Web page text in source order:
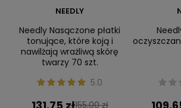
NEEDLY
Needly Nasączone płatki
tonujące, które koją i
nawilżają wrażliwą skórę
twarzy 70 szt.
5.0
155,00 zł